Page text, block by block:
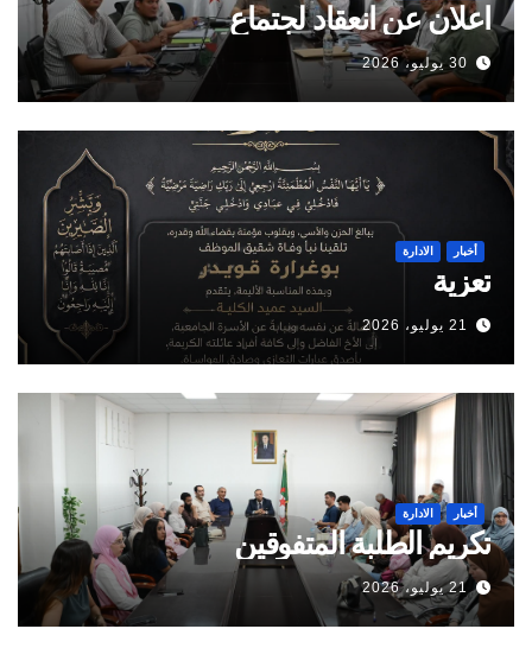
اعلان عن انعقاد لجتماع
30 يوليو، 2026
أخبار الادارة
تعزية
21 يوليو، 2026
أخبار الادارة
تكريم الطلبة المتفوقين
21 يوليو، 2026